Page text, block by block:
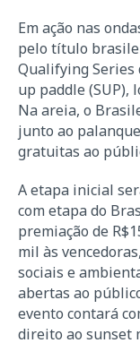
Em ação nas
pelo título
Qualifying Series
up paddle (SUP),
Na areia, o
junto ao
gratuitas ao
A etapa inicial
com etapa do
premiação de
mil às
sociais e
abertas ao
evento contará
direito ao sunset